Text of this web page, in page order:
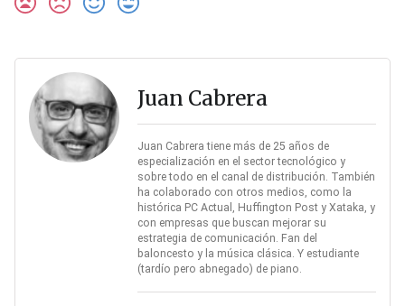
Juan Cabrera
Juan Cabrera tiene más de 25 años de
especialización en el sector tecnológico y
sobre todo en el canal de distribución. También
ha colaborado con otros medios, como la
histórica PC Actual, Huffington Post y Xataka, y
con empresas que buscan mejorar su
estrategia de comunicación. Fan del
baloncesto y la música clásica. Y estudiante
(tardío pero abnegado) de piano.